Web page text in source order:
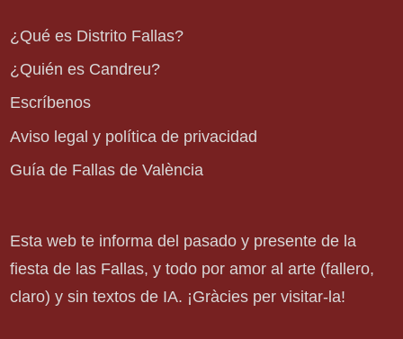
¿Qué es Distrito Fallas?
¿Quién es Candreu?
Escríbenos
Aviso legal y política de privacidad
Guía de Fallas de València
Esta web te informa del pasado y presente de la
fiesta de las Fallas, y todo por amor al arte (fallero,
claro) y sin textos de IA. ¡Gràcies per visitar-la!